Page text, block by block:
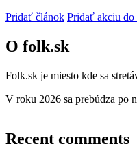
Pridať článok Pridať akciu do
O folk.sk
Folk.sk je miesto kde sa
V roku 2026 sa prebúdza po
Recent comments